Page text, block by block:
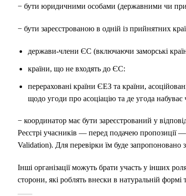
− бути юридичними особами (державними чи
− бути зареєстрованою в одній із прийнятних
держави-члени ЄС (включаючи заморські
країни, що не входять до ЄС:
перераховані країни ЄЕЗ та країни,
щодо угоди про асоціацію та де угода
− координатор має бути зареєстрований у
Реєстрі учасників — перед подачею пропозиції
Validation). Для перевірки їм буде
Інші організації можуть брати участь у інших
сторони, які роблять внески в натуральній формі